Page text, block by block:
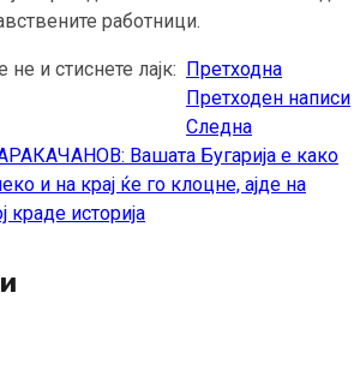
работници.
и стиснете лајк: Претходна
Претходен написи
Следна
Вашата Бугарија е како
и на крај ќе го клоцне, ајде на
историја